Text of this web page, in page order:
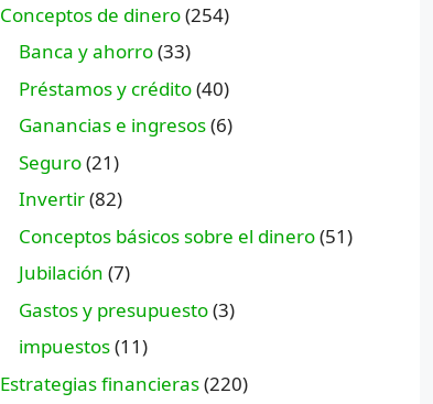
Conceptos de dinero(254)
Banca y ahorro(33)
Préstamos y crédito(40)
Ganancias e ingresos(6)
Seguro(21)
Invertir(82)
Conceptos básicos sobre el dinero(51)
Jubilación (7)
Gastos y presupuesto(3)
impuestos(11)
Estrategias financieras(220)